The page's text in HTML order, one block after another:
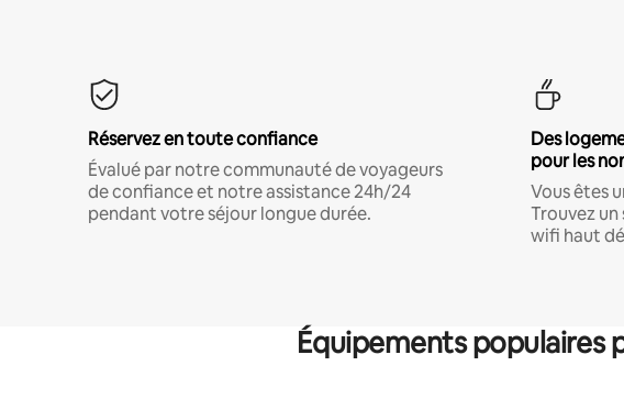
Réservez en toute confiance
Évalué par notre communauté de voyageurs
de confiance et notre assistance 24h/24
pendant votre séjour longue durée.
Des
pour les
Vous êtes
Trouvez
wifi haut
Équipements populaires